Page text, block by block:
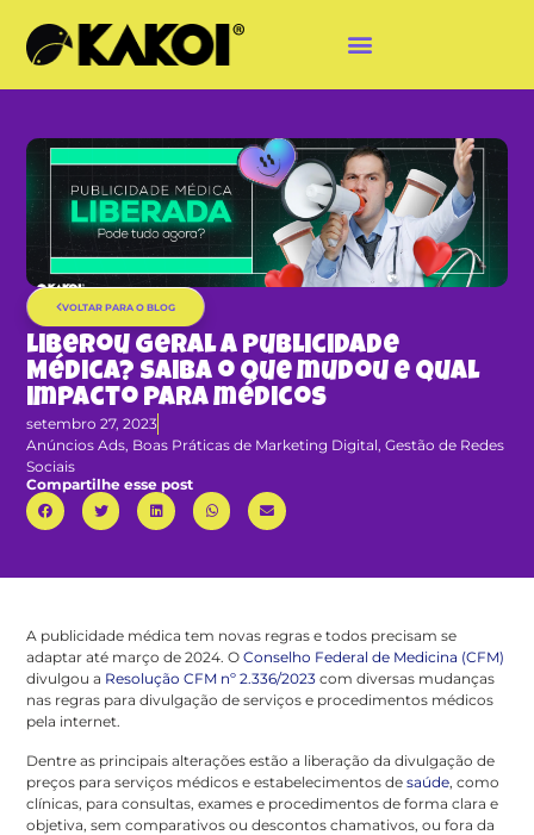
VOLTAR PARA O BLOG
Liberou Geral a Publicidade
Médica? Saiba o que mudou e qual
impacto para médicos
setembro 27, 2023
Anúncios Ads, Boas Práticas de Marketing Digital,Gestão de Redes
Sociais
Compartilhe esse post
A publicidade médica tem novas regras e todos precisam se
adaptar até março de 2024. OConselho Federal de Medicina (CFM)
divulgou a Resolução CFM nº 2.336/2023 com diversas mudanças
nas regras para divulgação de serviços e procedimentos médicos
pela internet.
Dentre as principais alterações estão a liberação da divulgação de
preços para serviços médicos e estabelecimentos desaúde, como
clínicas, para consultas, exames e procedimentos de forma clara e
objetiva, sem comparativos ou descontos chamativos, ou fora da